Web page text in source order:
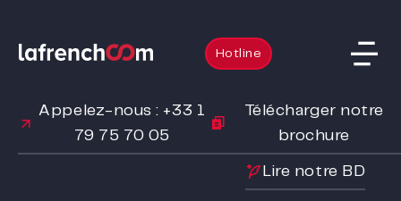
Hotline
Appelez-nous : +33 1
79 75 70 05
Télécharger notre
brochure
Lire notre BD